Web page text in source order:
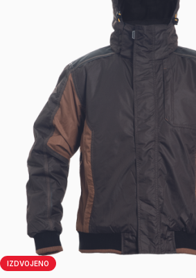
IZDVOJENO